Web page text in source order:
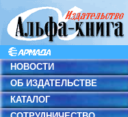
НОВОСТИ
ОБ ИЗДАТЕЛЬСТВЕ
КАТАЛОГ